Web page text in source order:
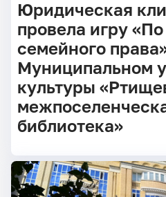
Юридическая
провела игру
семейного
Муниципальном
культуры
библиотека»